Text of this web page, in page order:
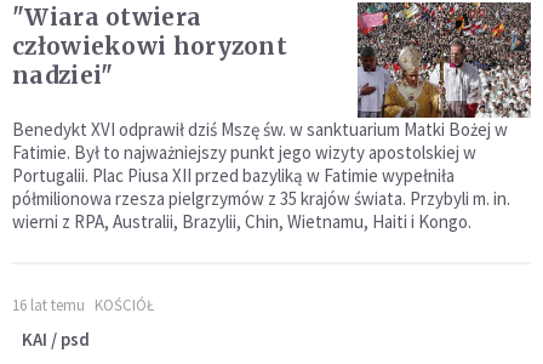
"Wiara otwiera
człowiekowi horyzont
nadziei"
Benedykt XVI odprawił dziś Mszę św. w sanktuarium Matki Bożej w
Fatimie. Był to najważniejszy punkt jego wizyty apostolskiej w
Portugalii. Plac Piusa XII przed bazyliką w Fatimie wypełniła
półmilionowa rzesza pielgrzymów z 35 krajów świata. Przybyli m. in.
wierni z RPA, Australii, Brazylii, Chin, Wietnamu, Haiti i Kongo.
16 lat temu KOŚCIÓŁ
KAI / psd